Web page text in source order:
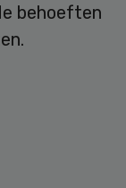
behoeften